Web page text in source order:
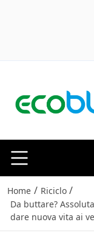
Home / Riciclo /
Da buttare?
dare nuova vita ai